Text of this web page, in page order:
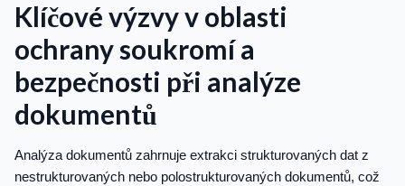
Klíčové výzvy v oblasti
ochrany soukromí a
bezpečnosti při analýze
dokumentů
Analýza dokumentů zahrnuje extrakci strukturovaných dat z
nestrukturovaných nebo polostrukturovaných dokumentů, což